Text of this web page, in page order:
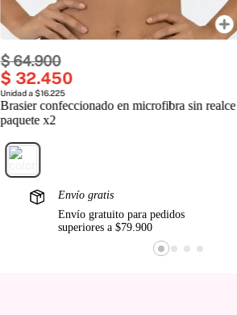
$64.900
$ 32.450
Unidad a $16.225
Brasier confeccionado en microfibra sin realce
paquete x2
Envío gratis
Envío gratuito para pedidos
superiores a $79.900